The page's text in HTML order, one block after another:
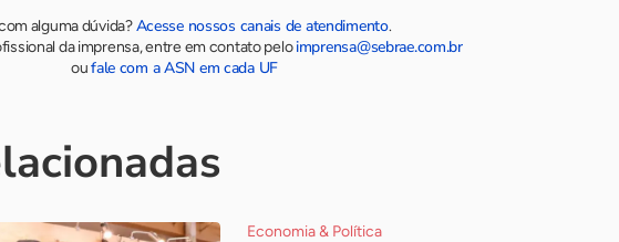
alguma dúvida?Acesse nossos canais de atendimento.
da imprensa, entre em contato peloimprensa@sebrae.com.br
oufale com a ASN em cada UF
Economia & Política